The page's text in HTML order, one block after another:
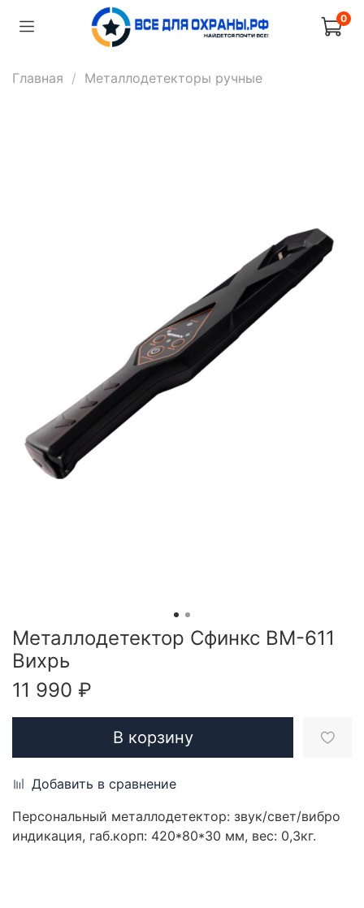
0
Главная Металлодетекторы ручные
Металлодетектор Сфинкс BM-611
Вихрь
11 990 ₽
В корзину
Добавить в сравнение
Персональный металлодетектор: звук/свет/вибро
индикация, габ.корп: 420*80*30 мм, вес: 0,3кг.